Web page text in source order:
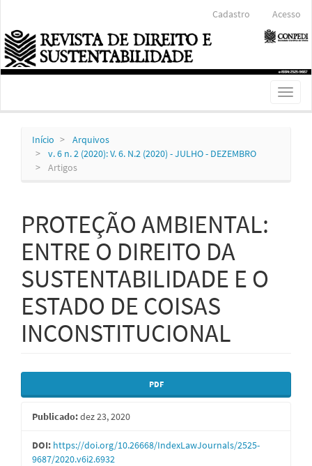
Conteúdo
principal
Barra
Lateral
Cadastro Acesso
Toggle
Início
Arquivos
v. 6 n. 2 (2020): V. 6. N.2 (2020) - JULHO - DEZEMBRO
Artigos
PROTEÇÃO AMBIENTAL:
ENTRE O DIREITO DA
SUSTENTABILIDADE E O
ESTADO DE COISAS
INCONSTITUCIONAL
Barra
lateral
de
artigos
PDF
Publicado:dez 23, 2020
DOI: https://doi.org/10.26668/IndexLawJournals/2525-
9687/2020.v6i2.6932